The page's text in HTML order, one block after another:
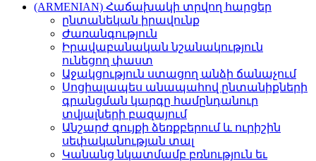
(ARMENIAN) Հաճախակի տրվող հարցեր
ընտանեկան իրավունք
Ժառանգություն
Իրավաբանական նշանակություն
ունեցող փաստ
Աջակցություն ստացող անձի ճանաչում
Սոցիալապես անապահով ընտանիքների
գրանցման կարգը համընդանուր
տվյալների բազայում
Անշարժ գույքի ձեռքբերում և ուրիշին
սեփականության տալ
Կանանց նկատմամբ բռնություն եւ